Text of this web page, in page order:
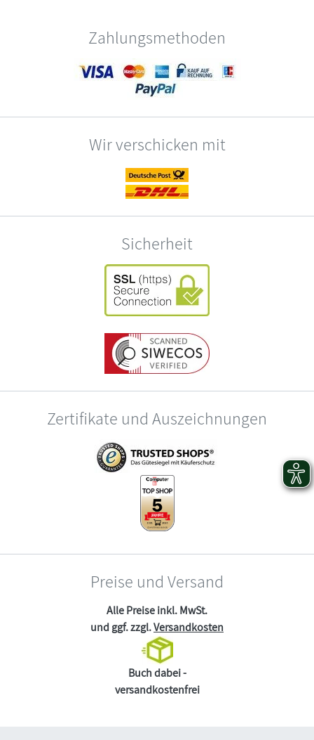
Zahlungsmethoden
Wir verschicken mit
Sicherheit
Zertifikate und Auszeichnungen
Preise und Versand
Alle Preise inkl. MwSt.
und ggf. zzgl.Versandkosten
Buch dabei -
versandkostenfrei